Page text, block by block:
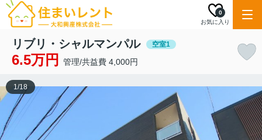
お気に入り
0
リブリ・シャルマンパル 空室1
6.5万円 管理/共益費 4,000円
1/18